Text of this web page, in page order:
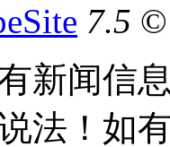
7.5 ©
新闻信
法！如